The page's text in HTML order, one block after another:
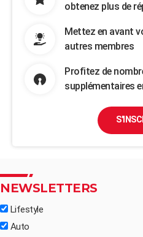
obtenez plus de
Mettez en avant
autres membres
Profitez de
supplémentaires
NEWSLETTERS
Lifestyle
Auto